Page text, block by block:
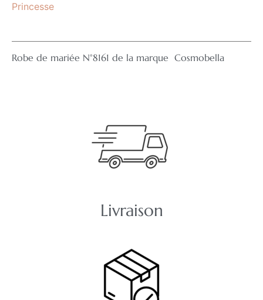
Princesse
Robe de mariée N°8161 de la marque Cosmobella
Livraison